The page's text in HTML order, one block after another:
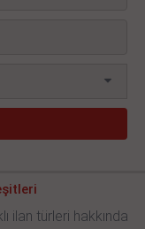
ilan türleri hakkında